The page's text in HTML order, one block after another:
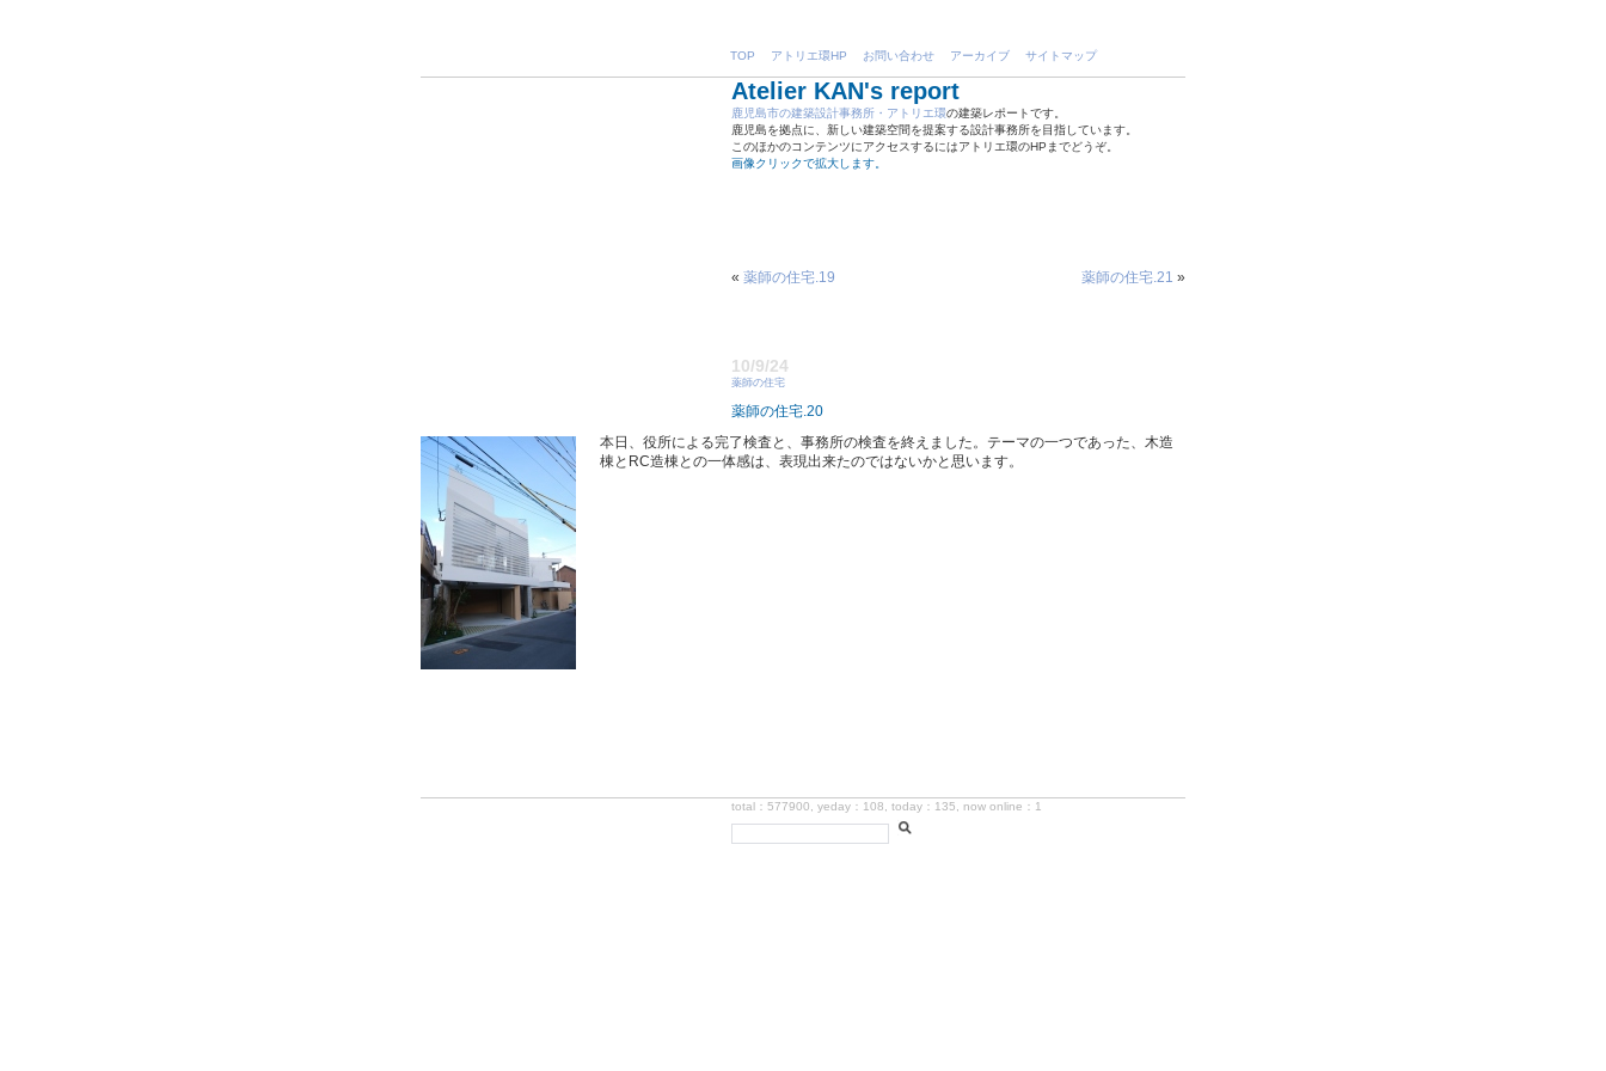
TOP アトリエ環HP お問い合わせ アーカイブ サイトマップ
Atelier KAN's report
鹿児島市の建築設計事務所・アトリエ環の建築レポートです。
鹿児島を拠点に、新しい建築空間を提案する設計事務所を目指しています。
このほかのコンテンツにアクセスするにはアトリエ環のHPまでどうぞ。
画像クリックで拡大します。
« 薬師の住宅.19 薬師の住宅.21 »
10/9/24
薬師の住宅
薬師の住宅.20
本日、役所による完了検査と、事務所の検査を終えました。テーマの一つであった、木造
棟とRC造棟との一体感は、表現出来たのではないかと思います。
total：577900, yeday：108, today：135, now online：1